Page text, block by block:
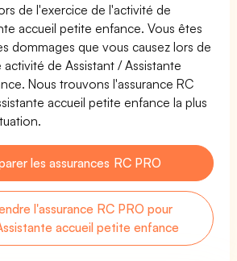
de l'exercice de l'activité de
accueil petite enfance. Vous êtes
dommages que vous causez lors de
de Assistant / Assistante
Nous trouvons l'assurance RC
accueil petite enfance la plus
les assurances RC PRO
l'assurance RC PRO pour
accueil petite enfance